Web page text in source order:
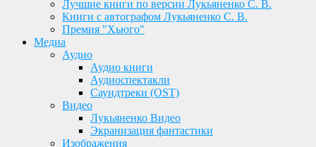
Лучшие книги по версии Лукьяненко С. В.
Книги с автографом Лукьяненко С. В.
Премия "Хьюго"
Медиа
Аудио
Аудио книги
Аудиоспектакли
Саундтреки (OST)
Видео
Лукьяненко Видео
Экранизация фантастики
Изображения